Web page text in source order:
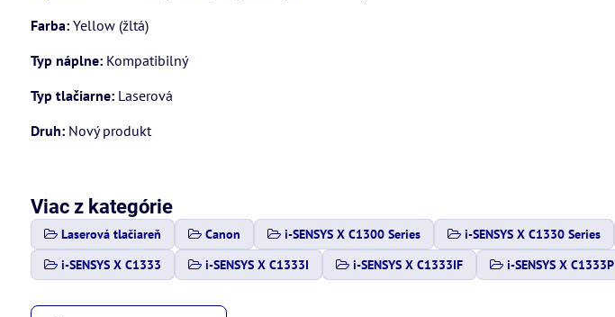
Farba:Yellow (žltá)
Typ náplne:Kompatibilný
Typ tlačiarne:Laserová
Druh:Nový produkt
Viac z kategórie
Laserová tlačiareň Canon i-SENSYS X C1300 Series i-SENSYS X C1330 Series
i-SENSYS X C1333
i-SENSYS X C1333I i-SENSYS X C1333IF i-SENSYS X C1333P